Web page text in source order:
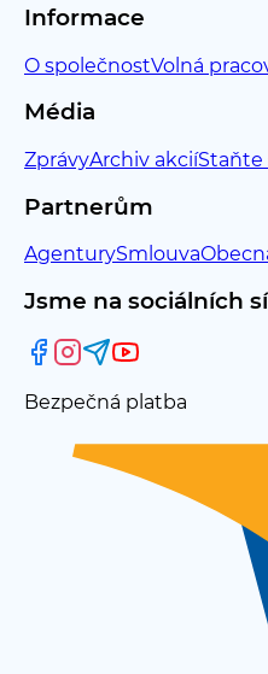
Informace
O společnostVolná
Média
ZprávyArchiv akciíStaňte
Partnerům
AgenturySmlouva
Jsme na sociálních
Bezpečná platba